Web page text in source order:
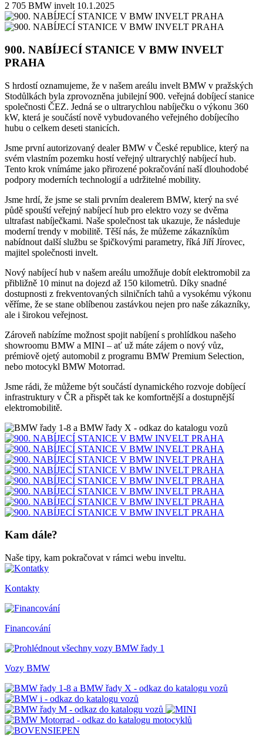
2 705 BMW invelt 10.1.2025
900. NABÍJECÍ STANICE V BMW INVELT
PRAHA
S hrdostí oznamujeme, že v našem areálu invelt BMW v pražských
Stodůlkách byla zprovozněna jubilejní 900. veřejná dobíjecí stanice
společnosti ČEZ. Jedná se o ultrarychlou nabíječku o výkonu 360
kW, která je součástí nově vybudovaného veřejného dobíjecího
hubu o celkem deseti stanicích.
Jsme první autorizovaný dealer BMW v České republice, který na
svém vlastním pozemku hostí veřejný ultrarychlý nabíjecí hub.
Tento krok vnímáme jako přirozené pokračování naší dlouhodobé
podpory moderních technologií a udržitelné mobility.
Jsme hrdí, že jsme se stali prvním dealerem BMW, který na své
půdě spouští veřejný nabíjecí hub pro elektro vozy se dvěma
ultrafast nabíječkami. Naše společnost tak ukazuje, že následuje
moderní trendy v mobilitě. Těší nás, že můžeme zákazníkům
nabídnout další službu se špičkovými parametry, říká Jiří Jírovec,
majitel společnosti invelt.
Nový nabíjecí hub v našem areálu umožňuje dobít elektromobil za
přibližně 10 minut na dojezd až 150 kilometrů. Díky snadné
dostupnosti z frekventovaných silničních tahů a vysokému výkonu
věříme, že se stane oblíbenou zastávkou nejen pro naše zákazníky,
ale i širokou veřejnost.
Zároveň nabízíme možnost spojit nabíjení s prohlídkou našeho
showroomu BMW a MINI – ať už máte zájem o nový vůz,
prémiově ojetý automobil z programu BMW Premium Selection,
nebo motocykl BMW Motorrad.
Jsme rádi, že můžeme být součástí dynamického rozvoje dobíjecí
infrastruktury v ČR a přispět tak ke komfortnější a dostupnější
elektromobilitě.
Kam dále?
Naše tipy, kam pokračovat v rámci webu inveltu.
Kontakty
Financování
Vozy BMW